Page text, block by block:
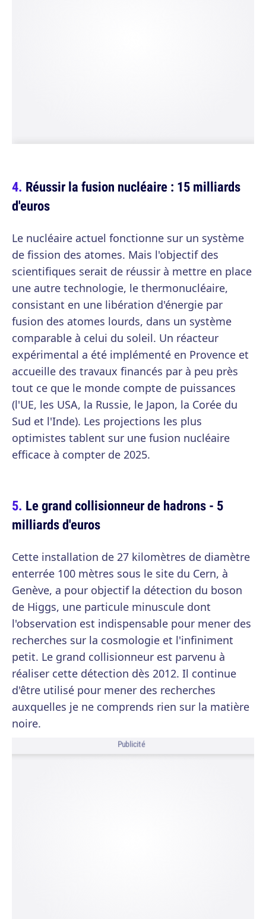
Réussir la fusion nucléaire : 15 milliards
d'euros
Le nucléaire actuel fonctionne sur un système
de fission des atomes. Mais l'objectif des
scientifiques serait de réussir à mettre en place
une autre technologie, le thermonucléaire,
consistant en une libération d'énergie par
fusion des atomes lourds, dans un système
comparable à celui du soleil. Un réacteur
expérimental a été implémenté en Provence et
accueille des travaux financés par à peu près
tout ce que le monde compte de puissances
(l'UE, les USA, la Russie, le Japon, la Corée du
Sud et l'Inde). Les projections les plus
optimistes tablent sur une fusion nucléaire
efficace à compter de 2025.
Le grand collisionneur de hadrons - 5
milliards d'euros
Cette installation de 27 kilomètres de diamètre
enterrée 100 mètres sous le site du Cern, à
Genève, a pour objectif la détection du boson
de Higgs, une particule minuscule dont
l'observation est indispensable pour mener des
recherches sur la cosmologie et l'infiniment
petit. Le grand collisionneur est parvenu à
réaliser cette détection dès 2012. Il continue
d'être utilisé pour mener des recherches
auxquelles je ne comprends rien sur la matière
noire.
Publicité